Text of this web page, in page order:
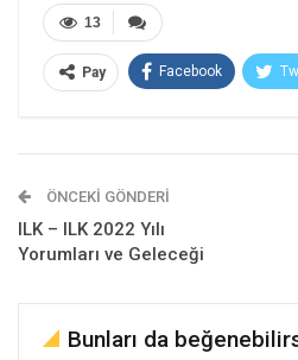
13
Pay Facebook
ÖNCEKI GÖNDERI
ILK – ILK 2022 Yılı
Yorumları ve Geleceği
Bunları da